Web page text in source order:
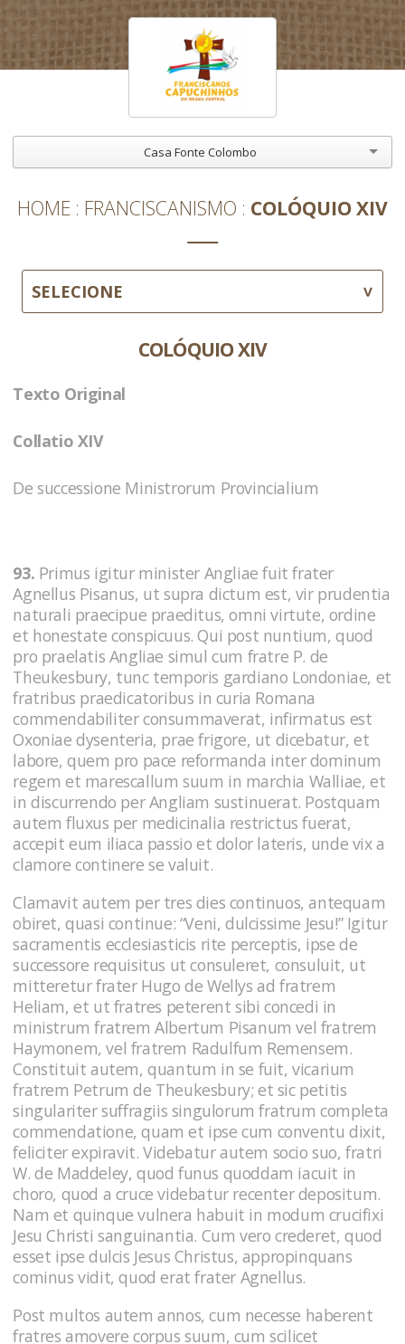
Casa Fonte Colombo
HOME FRANCISCANISMO COLÓQUIO XIV
SELECIONE
COLÓQUIO XIV
Texto Original
Collatio XIV
De successione Ministrorum Provincialium
93. Primus igitur minister Angliae fuit frater
Agnellus Pisanus, ut supra dictum est, vir prudentia
naturali praecipue praeditus, omni virtute, ordine
et honestate conspicuus. Qui post nuntium, quod
pro praelatis Angliae simul cum fratre P. de
Theukesbury, tunc temporis gardiano Londoniae, et
fratribus praedicatoribus in curia Romana
commendabiliter consummaverat, infirmatus est
Oxoniae dysenteria, prae frigore, ut dicebatur, et
labore, quem pro pace reformanda inter dominum
regem et marescallum suum in marchia Walliae, et
in discurrendo per Angliam sustinuerat. Postquam
autem fluxus per medicinalia restrictus fuerat,
accepit eum iliaca passio et dolor lateris, unde vix a
clamore continere se valuit.
Clamavit autem per tres dies continuos, antequam
obiret, quasi continue: “Veni, dulcissime Jesu!” Igitur
sacramentis ecclesiasticis rite perceptis, ipse de
successore requisitus ut consuleret, consuluit, ut
mitteretur frater Hugo de Wellys ad fratrem
Heliam, et ut fratres peterent sibi concedi in
ministrum fratrem Albertum Pisanum vel fratrem
Haymonem, vel fratrem Radulfum Remensem.
Constituit autem, quantum in se fuit, vicarium
fratrem Petrum de Theukesbury; et sic petitis
singulariter suffragiis singulorum fratrum completa
commendatione, quam et ipse cum conventu dixit,
feliciter expiravit. Videbatur autem socio suo, fratri
W. de Maddeley, quod funus quoddam iacuit in
choro, quod a cruce videbatur recenter depositum.
Nam et quinque vulnera habuit in modum crucifixi
Jesu Christi sanguinantia. Cum vero crederet, quod
esset ipse dulcis Jesus Christus, appropinquans
cominus vidit, quod erat frater Agnellus.
Post multos autem annos, cum necesse haberent
fratres amovere corpus suum, cum scilicet